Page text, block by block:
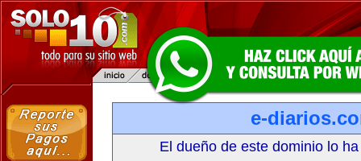
e-
El dueño de este dominio lo